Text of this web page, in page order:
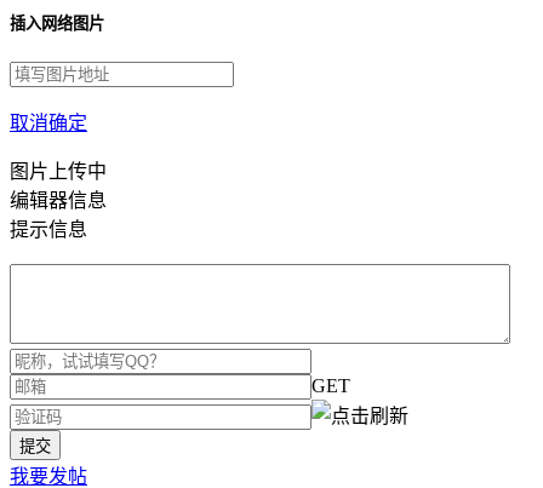
插入网络图片
取消确定
图片上传中
编辑器信息
提示信息
GET
我要发帖